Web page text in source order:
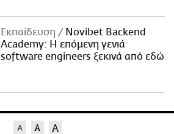
Εκπαίδευση
Novibet Backend
Academy: Η επόμενη γενιά
software engineers ξεκινά από εδώ